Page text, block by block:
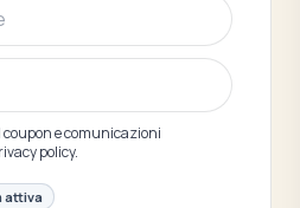
coupon e comunicazioni
policy.
attiva